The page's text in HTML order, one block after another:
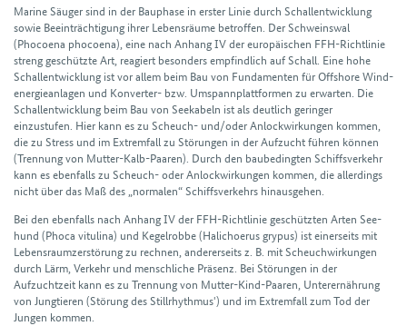
Marine Säuger sind in der Bau­phase in erster Linie durch Schall­entwicklung
sowie Beein­trächtigung ihrer Lebens­räume betroffen. Der Schweins­wal
(Phocoena phocoena), eine nach Anhang IV der europäischen FFH-Richtlinie
streng geschützte Art, reagiert besonders empfindlich auf Schall. Eine hohe
Schall­entwicklung ist vor allem beim Bau von Fundamenten für Offshore Wind­
energie­anlagen und Konverter- bzw. Umspann­platt­formen zu erwarten. Die
Schall­entwicklung beim Bau von See­kabeln ist als deutlich geringer
einzustufen. Hier kann es zu Scheuch- und/oder Anlock­wirkungen kommen,
die zu Stress und im Extrem­fall zu Störungen in der Aufzucht führen können
(Trennung von Mutter-Kalb-Paaren). Durch den bau­bedingten Schiffs­verkehr
kann es ebenfalls zu Scheuch- oder Anlock­wirkungen kommen, die allerdings
nicht über das Maß des „normalen“ Schiffs­verkehrs hinausgehen.
Bei den ebenfalls nach Anhang IV der FFH-Richtlinie geschützten Arten See­
hund (Phoca vitulina) und Kegelrobbe (Halichoerus grypus) ist einer­seits mit
Lebens­raum­zerstörung zu rechnen, andererseits z. B. mit Scheuchwirkungen
durch Lärm, Verkehr und menschliche Präsenz. Bei Störungen in der
Aufzuchtzeit kann es zu Trennung von Mutter-Kind-Paaren, Unterernährung
von Jungtieren (Störung des Stillrhythmus') und im Extrem­fall zum Tod der
Jungen kommen.